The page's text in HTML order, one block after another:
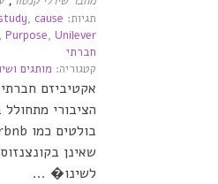
קטגוריה: מותגים
תגיות: , cause
, Purpose, Unilever
חברתי
אקטיביזם
הציבורי
שאינן
לשינו� ...